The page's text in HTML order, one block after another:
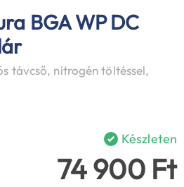
BGA WP DC
távcső, nitrogén töltéssel,
Készleten
74 900 Ft